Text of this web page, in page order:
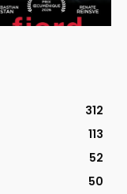
312
113
52
50